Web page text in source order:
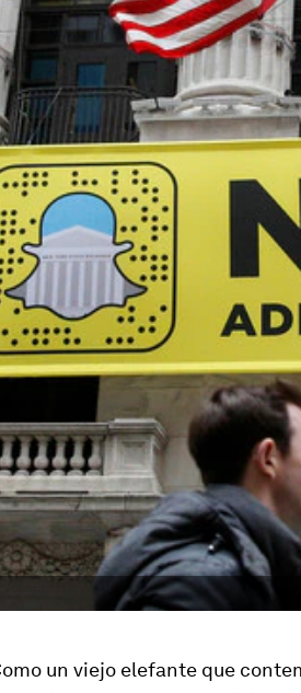
un viejo elefante que